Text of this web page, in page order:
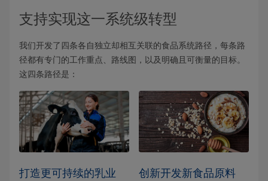
支持实现这一系统级转型
我们开发了四条各自独立却相互关联的食品系统路径，每条路
径都有专门的工作重点、路线图，以及明确且可衡量的目标。
这四条路径是：
打造更可持续的乳业 创新开发新食品原料